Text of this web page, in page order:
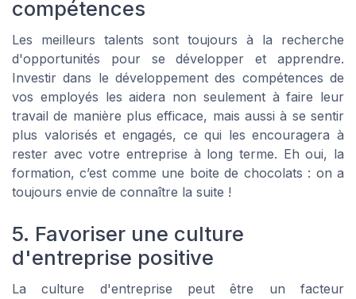
compétences
Les meilleurs talents sont toujours à la recherche
d'opportunités pour se développer et apprendre.
Investir dans le développement des compétences de
vos employés les aidera non seulement à faire leur
travail de manière plus efficace, mais aussi à se sentir
plus valorisés et engagés, ce qui les encouragera à
rester avec votre entreprise à long terme. Eh oui, la
formation, c’est comme une boite de chocolats : on a
toujours envie de connaître la suite !
5. Favoriser une culture
d'entreprise positive
La culture d'entreprise peut être un facteur